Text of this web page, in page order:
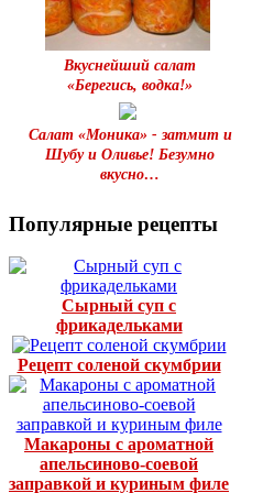
Вкуснейший салат
«Берегись, водка!»
Салат «Моника» - затмит и
Шубу и Оливье! Безумно
вкусно…
Популярные рецепты
Сырный суп с
фрикадельками
Рецепт соленой скумбрии
Макароны с ароматной
апельсиново-соевой
заправкой и куриным филе